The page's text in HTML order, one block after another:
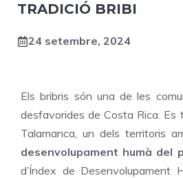
TRADICIÓ BRIBI
24 setembre, 2024
Els bribris són una de les
desfavorides de Costa Rica. Es
Talamanca, un dels territoris
desenvolupament humà del
d’Índex de Desenvolupament